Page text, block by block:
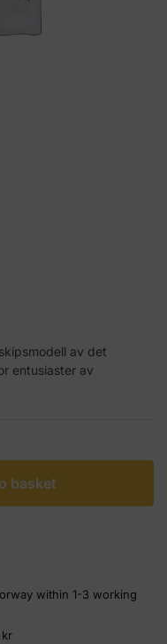
av det
entusiaster av
basket
within 1-3 working